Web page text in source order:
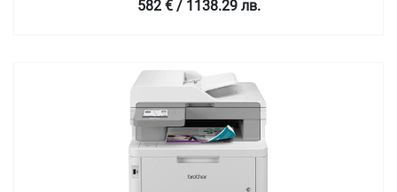
582 € / 1138.29 лв.